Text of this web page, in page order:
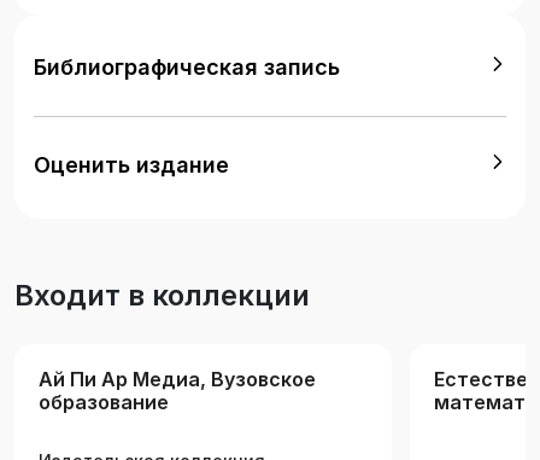
математического языка. Подготовлено в
государственным образовательным
стандартом высшего образования.
Предназначено для студентов вузов,
математики. Издание может быть
студентов.
Библиографическая запись
Оценить издание
Входит в коллекции
Ай Пи Ар Медиа, Вузовское
образование